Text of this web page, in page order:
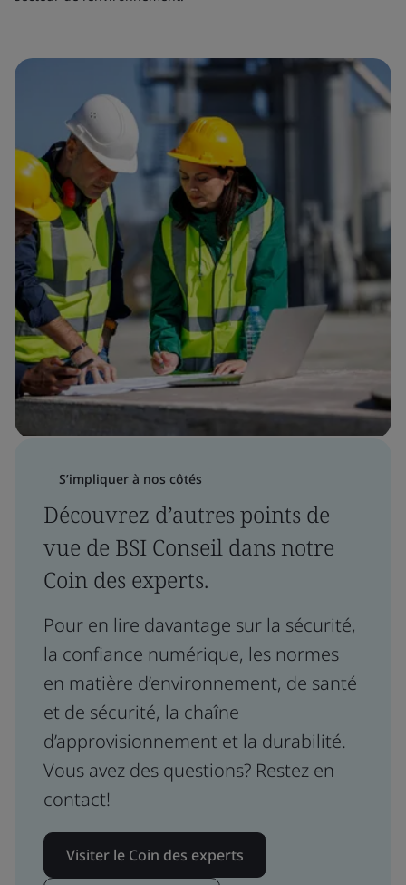
S’impliquer à nos côtés
Découvrez d’autres points de
vue de BSI Conseil dans notre
Coin des experts.
Pour en lire davantage sur la sécurité,
la confiance numérique, les normes
en matière d’environnement, de santé
et de sécurité, la chaîne
d’approvisionnement et la durabilité.
Vous avez des questions? Restez en
contact!
Visiter le Coin des experts